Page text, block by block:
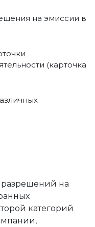
на эмиссии в
(карточка
на
категорий